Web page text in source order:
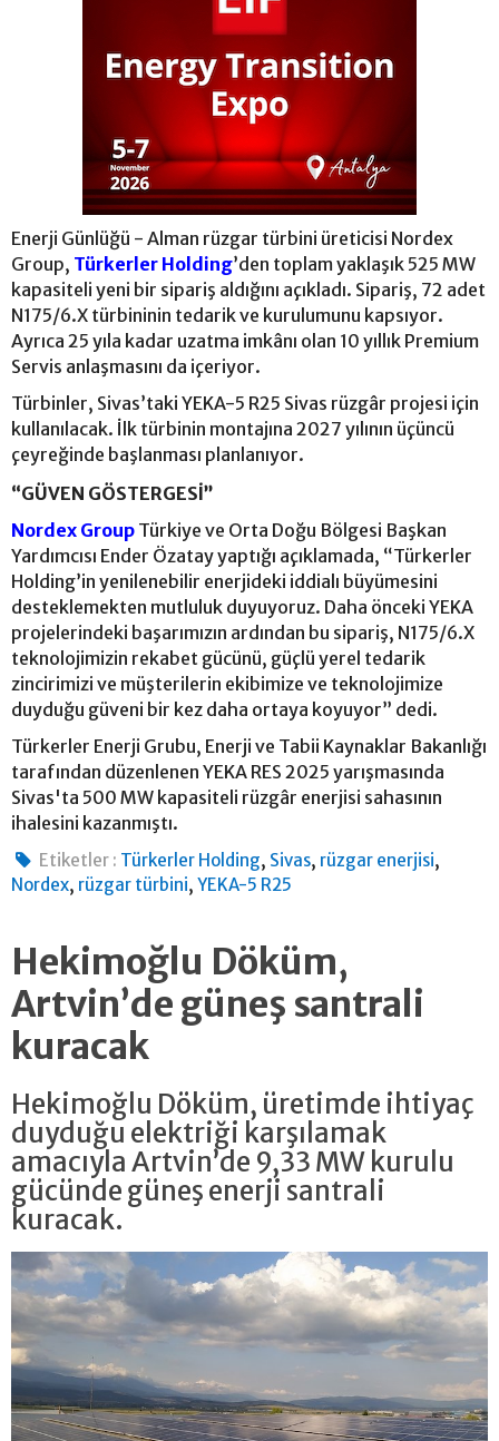
Enerji Günlüğü - Alman rüzgar türbini üreticisi Nordex
Group, Türkerler Holding’den toplam yaklaşık 525 MW
kapasiteli yeni bir sipariş aldığını açıkladı. Sipariş, 72 adet
N175/6.X türbininin tedarik ve kurulumunu kapsıyor.
Ayrıca 25 yıla kadar uzatma imkânı olan 10 yıllık Premium
Servis anlaşmasını da içeriyor.
Türbinler, Sivas’taki YEKA-5 R25 Sivas rüzgâr projesi için
kullanılacak. İlk türbinin montajına 2027 yılının üçüncü
çeyreğinde başlanması planlanıyor.
“GÜVEN GÖSTERGESİ”
Nordex Group Türkiye ve Orta Doğu Bölgesi Başkan
Yardımcısı Ender Özatay yaptığı açıklamada, “Türkerler
Holding’in yenilenebilir enerjideki iddialı büyümesini
desteklemekten mutluluk duyuyoruz. Daha önceki YEKA
projelerindeki başarımızın ardından bu sipariş, N175/6.X
teknolojimizin rekabet gücünü, güçlü yerel tedarik
zincirimizi ve müşterilerin ekibimize ve teknolojimize
duyduğu güveni bir kez daha ortaya koyuyor” dedi.
Türkerler Enerji Grubu, Enerji ve Tabii Kaynaklar Bakanlığı
tarafından düzenlenen YEKA RES 2025 yarışmasında
Sivas'ta 500 MW kapasiteli rüzgâr enerjisi sahasının
ihalesini kazanmıştı.
Etiketler : Türkerler Holding, Sivas, rüzgar enerjisi,
Nordex, rüzgar türbini, YEKA-5 R25
Hekimoğlu Döküm,
Artvin’de güneş santrali
kuracak
Hekimoğlu Döküm, üretimde ihtiyaç
duyduğu elektriği karşılamak
amacıyla Artvin’de 9,33 MW kurulu
gücünde güneş enerji santrali
kuracak.